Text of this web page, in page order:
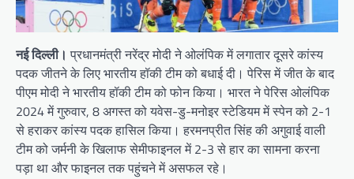
नई दिल्ली। प्रधानमंत्री नरेंद्र मोदी ने ओलंपिक में लगातार दूसरे कांस्य
पदक जीतने के लिए भारतीय हॉकी टीम को बधाई दी। पेरिस में जीत के बाद
पीएम मोदी ने भारतीय हॉकी टीम को फोन किया। भारत ने पेरिस ओलंपिक
2024 में गुरुवार, 8 अगस्त को यवेस-डु-मनोइर स्टेडियम में स्पेन को 2-1
से हराकर कांस्य पदक हासिल किया। हरमनप्रीत सिंह की अगुवाई वाली
टीम को जर्मनी के खिलाफ सेमीफाइनल में 2-3 से हार का सामना करना
पड़ा था और फाइनल तक पहुंचने में असफल रहे।